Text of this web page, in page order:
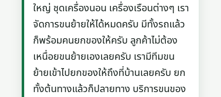
ใหญ่ ชุดเครื่องนอน เครื่องเรือนต่างๆ เรา
จัดการขนย้ายให้ได้หมดครับ มีทั้งรถแล้ว
ก็พร้อมคนยกของให้ครับ ลูกค้าไม่ต้อง
เหนื่อยขนย้ายเองเลยครับ เรามีทีมขน
ย้ายเข้าไปยกของให้ถึงที่บ้านเลยครับ ยก
ทั้งต้นทางแล้วก็ปลายทาง บริการขนของ